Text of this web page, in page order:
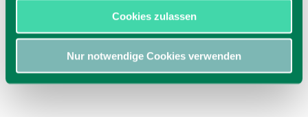
Cookies zulassen
Nur notwendige Cookies verwenden